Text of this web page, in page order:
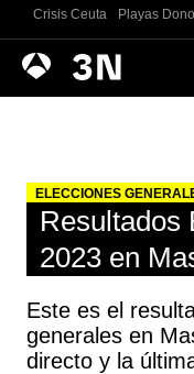
Crisis Ceuta Playas
Antena
3
Noticias
ELECCIONES
Resultados
2023 en
Este es el
generales en
directo y la